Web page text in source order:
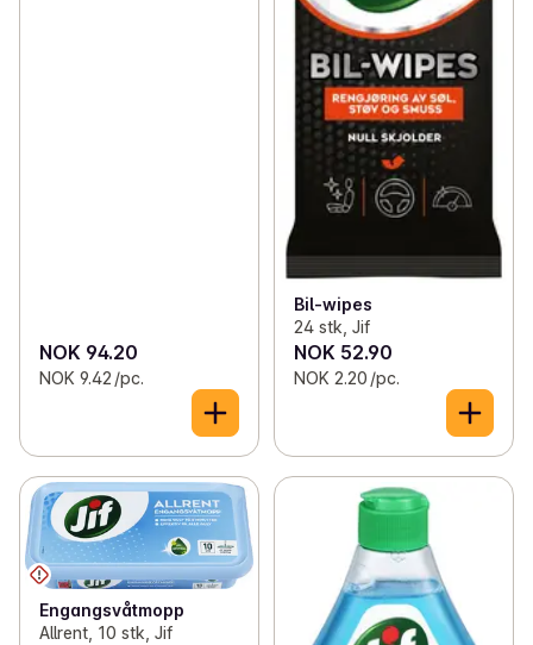
NOK 94.20
NOK 9.42 /pc.
Bil-wipes
24 stk, Jif
NOK 52.90
NOK 2.20 /pc.
Engangsvåtmopp
Allrent, 10 stk, Jif